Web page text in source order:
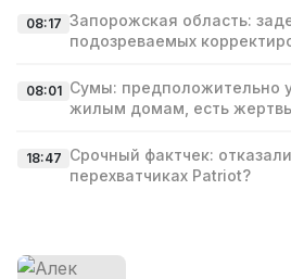
08:17 Запорожская область:
подозреваемых
08:01 Сумы: предположительно
жилым домам, есть
18:47 Срочный фактчек:
перехватчиках Patriot?